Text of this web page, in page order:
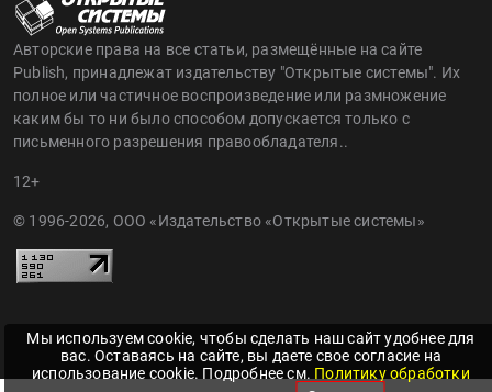
Авторские права на все статьи, размещённые на сайте
Publish, принадлежат издательству "Открытые системы". Их
полное или частичное воспроизведение или размножение
каким бы то ни было способом допускается только с
письменного разрешения правообладателя..
12+
© 1996-2026, ООО «Издательство «Открытые системы»
Мы используем cookie, чтобы сделать наш сайт удобнее для
вас. Оставаясь на сайте, вы даете свое согласие на
использование cookie. Подробнее см. Политику обработки